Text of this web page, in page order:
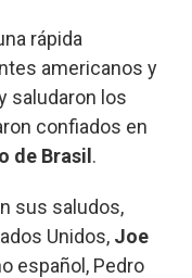
rápida
americanos y
saludaron los
confiados en
de Brasil .
sus saludos,
Unidos, Joe
español, Pedro